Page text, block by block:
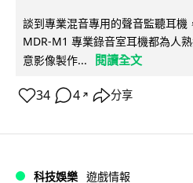
談到專業混音專用的聲音監聽耳
MDR-M1 專業錄音室耳機都為人
意影像製作...
閱讀全文
34 4 ↗ 分享
科技娛樂 遊戲情報